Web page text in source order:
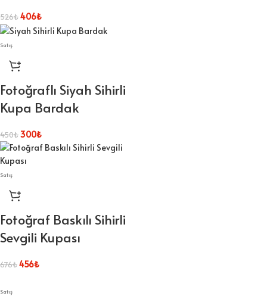
526₺406₺
Satış
Fotoğraflı Siyah Sihirli
Kupa Bardak
450₺300₺
Satış
Fotoğraf Baskılı Sihirli
Sevgili Kupası
676₺456₺
Satış